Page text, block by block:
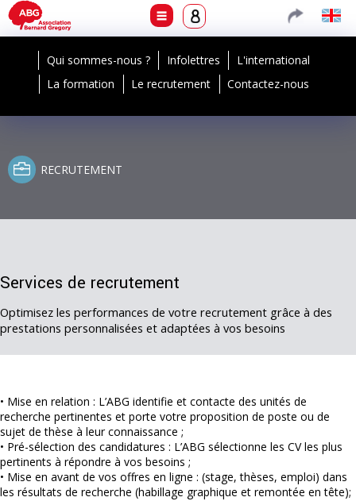
Qui sommes-nous ? Infolettres
L'international
La formation
Le recrutement Contactez-nous
RECRUTEMENT
Services de recrutement
Optimisez les performances de votre recrutement grâce à des
prestations personnalisées et adaptées à vos besoins
• Mise en relation : L’ABG identifie et contacte des unités de
recherche pertinentes et porte votre proposition de poste ou de
sujet de thèse à leur connaissance ;
• Pré-sélection des candidatures : L’ABG sélectionne les CV les plus
pertinents à répondre à vos besoins ;
• Mise en avant de vos offres en ligne : (stage, thèses, emploi) dans
les résultats de recherche (habillage graphique et remontée en tête);